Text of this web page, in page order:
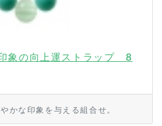
象の向上運ストラップ 8
かな印象を与える組合せ。